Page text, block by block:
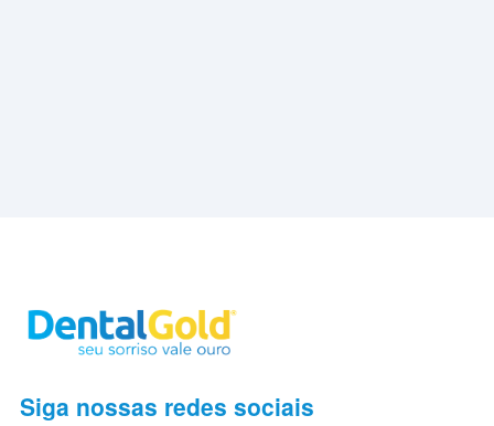
Siga nossas redes sociais